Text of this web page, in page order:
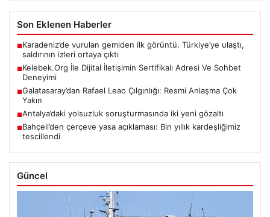
Son Eklenen Haberler
■Karadeniz’de vurulan gemiden ilk görüntü. Türkiye’ye ulaştı,
saldırının izleri ortaya çıktı
■Kelebek.Org İle Dijital İletişimin Sertifikalı Adresi Ve Sohbet
Deneyimi
■Galatasaray’dan Rafael Leao Çılgınlığı: Resmi Anlaşma Çok
Yakın
■Antalya’daki yolsuzluk soruşturmasında iki yeni gözaltı
■Bahçeli’den çerçeve yasa açıklaması: Bin yıllık kardeşliğimiz
tescillendi
Güncel